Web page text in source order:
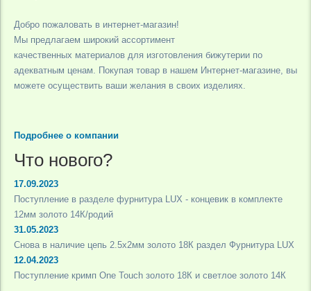
Добро пожаловать в интернет-магазин!
Мы предлагаем широкий ассортимент
качественных материалов для изготовления бижутерии по
адекватным ценам. Покупая товар в нашем Интернет-магазине, вы
можете осуществить ваши желания в своих изделиях.
Подробнее о компании
Что нового?
17.09.2023
Поступление в разделе фурнитура LUX - концевик в комплекте
12мм золото 14К/родий
31.05.2023
Снова в наличие цепь 2.5х2мм золото 18К раздел Фурнитура LUX
12.04.2023
Поступление кримп One Touch золото 18К и светлое золото 14К